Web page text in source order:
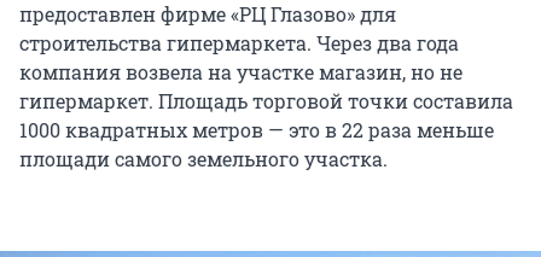
предоставлен фирме «РЦ Глазово» для
строительства гипермаркета. Через два года
компания возвела на участке магазин, но не
гипермаркет. Площадь торговой точки составила
1000 квадратных метров — это в 22 раза меньше
площади самого земельного участка.